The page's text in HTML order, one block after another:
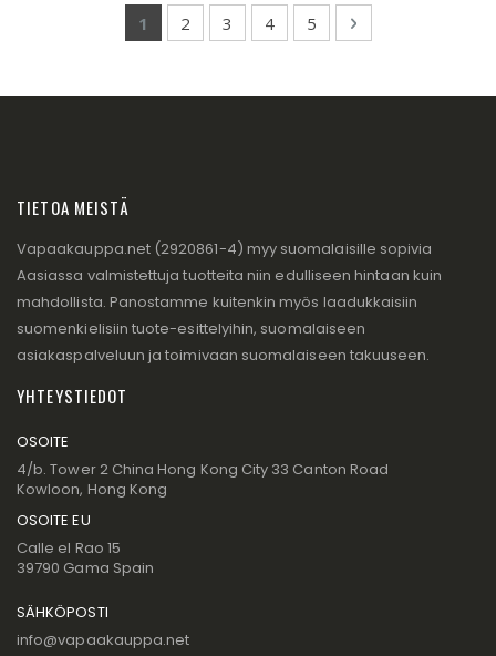
You're currently reading page
1 Page
2 Page
3 Page
4 Page
5 Page
Seuraava
TIETOA MEISTÄ
Vapaakauppa.net (2920861-4) myy suomalaisille sopivia
Aasiassa valmistettuja tuotteita niin edulliseen hintaan kuin
mahdollista. Panostamme kuitenkin myös laadukkaisiin
suomenkielisiin tuote-esittelyihin, suomalaiseen
asiakaspalveluun ja toimivaan suomalaiseen takuuseen.
YHTEYSTIEDOT
OSOITE
4/b. Tower 2 China Hong Kong City 33 Canton Road
Kowloon, Hong Kong
OSOITE EU
Calle el Rao 15
39790 Gama Spain
SÄHKÖPOSTI
info@vapaakauppa.net